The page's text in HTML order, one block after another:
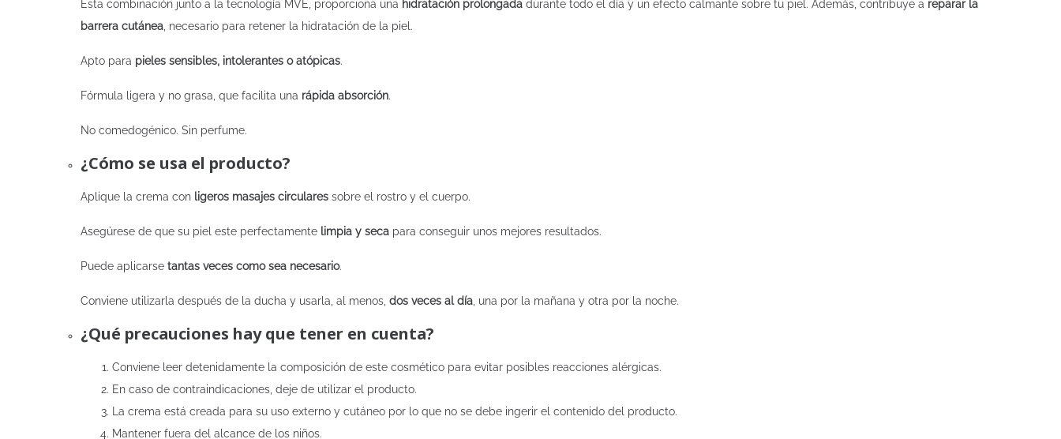
Esta combinación junto a la tecnología MVE, proporciona una hidratación prolongada durante todo el día y un efecto calmante sobre tu piel. Además, contribuye a reparar la
barrera cutánea , necesario para retener la hidratación de la piel.
Apto para pieles sensibles, intolerantes o atópicas.
Fórmula ligera y no grasa, que facilita una rápida absorción.
No comedogénico. Sin perfume.
¿Cómo se usa el producto?
Aplique la crema con ligeros masajes circulares sobre el rostro y el cuerpo.
Asegúrese de que su piel este perfectamente limpia y seca para conseguir unos mejores resultados.
Puede aplicarse tantas veces como sea necesario.
Conviene utilizarla después de la ducha y usarla, al menos, dos veces al día , una por la mañana y otra por la noche.
¿Qué precauciones hay que tener en cuenta?
Conviene leer detenidamente la composición de este cosmético para evitar posibles reacciones alérgicas.
En caso de contraindicaciones, deje de utilizar el producto.
La crema está creada para su uso externo y cutáneo por lo que no se debe ingerir el contenido del producto.
Mantener fuera del alcance de los niños.